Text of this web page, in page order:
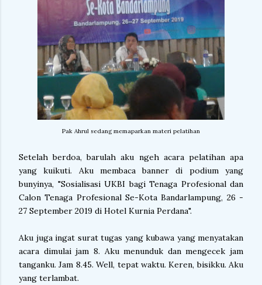
Pak Ahrul sedang memaparkan materi pelatihan
Setelah berdoa, barulah aku ngeh acara pelatihan apa
yang kuikuti. Aku membaca banner di podium yang
bunyinya, "Sosialisasi UKBI bagi Tenaga Profesional dan
Calon Tenaga Profesional Se-Kota Bandarlampung, 26 -
27 September 2019 di Hotel Kurnia Perdana".
Aku juga ingat surat tugas yang kubawa yang menyatakan
acara dimulai jam 8. Aku menunduk dan mengecek jam
tanganku. Jam 8.45. Well, tepat waktu. Keren, bisikku. Aku
yang terlambat.